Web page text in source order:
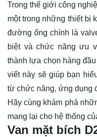
Trong thế giới công
một trong những thiết bị
đường ống chính là
biệt và chức năng ưu
thành lựa chọn hàng
viết này sẽ giúp bạn
từ chức năng, ứng dụng
Hãy cùng khám phá
mang lại cho hệ thống
Van mặt bích